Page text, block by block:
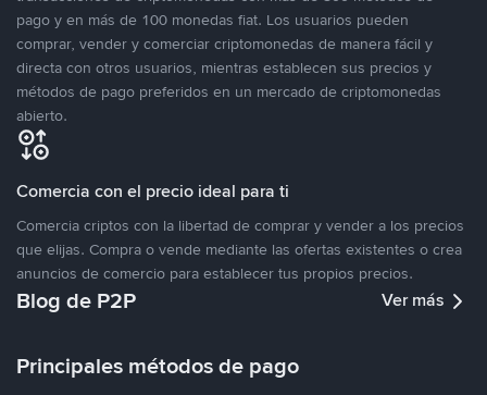
pago y en más de 100 monedas fiat. Los usuarios pueden
comprar, vender y comerciar criptomonedas de manera fácil y
directa con otros usuarios, mientras establecen sus precios y
métodos de pago preferidos en un mercado de criptomonedas
abierto.
Comercia con el precio ideal para ti
Comercia criptos con la libertad de comprar y vender a los precios
que elijas. Compra o vende mediante las ofertas existentes o crea
anuncios de comercio para establecer tus propios precios.
Blog de P2P Ver más
Principales métodos de pago